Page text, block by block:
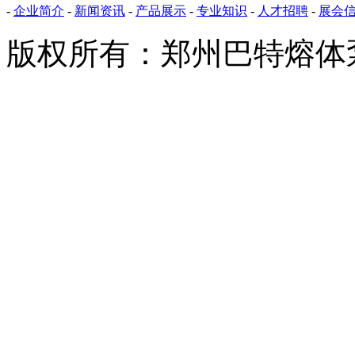
- 企业简介 - 新闻资讯 - 产品展示 - 专业知识 - 人才招聘 - 展会
版权所有：郑州巴特熔